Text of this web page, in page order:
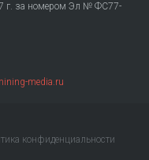
г. за номером Эл № ФС77-
media.ru
конфиденциальности